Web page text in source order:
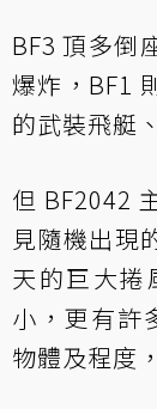
BF3 頂多倒
爆炸，BF1
的武裝飛艇
但 BF2042
見隨機出現
天的巨大捲
小，更有許
物體及程度